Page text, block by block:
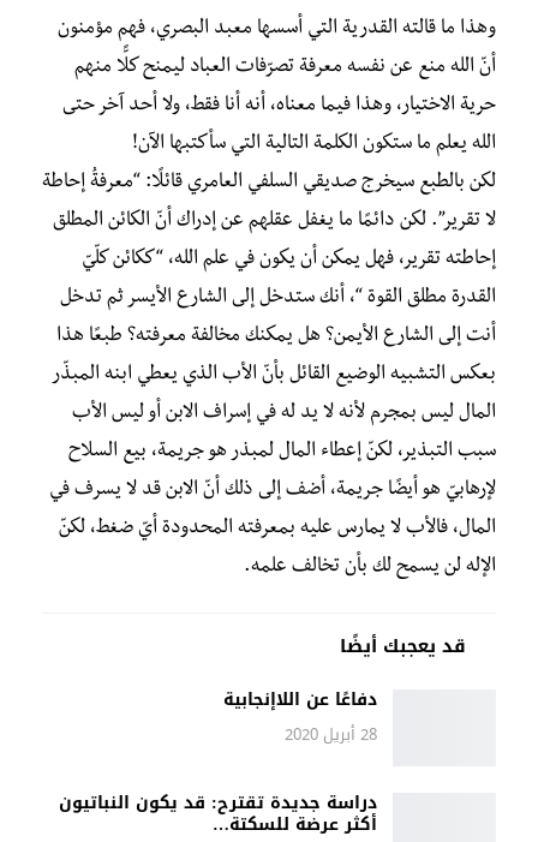
وهذا ما قالته القدرية التي أسسها معبد البصري، فهم مؤمنون
أنّ الله منع عن نفسه معرفة تصرّفات العباد ليمنح كلًّا منهم
حرية الاختيار، وهذا فيما معناه، أنه أنا فقط، ولا أحد آخر حتى
الله يعلم ما ستكون الكلمة التالية التي سأكتبها الآن!
لكن بالطبع سيخرج صديقي السلفي العامري قائلًا: “معرفةُ إحاطة
لا تقرير”. لكن دائمًا ما يغفل عقلهم عن إدراك أنّ الكائن المطلق
إحاطته تقرير، فهل يمكن أن يكون في علم الله، “ككائن كلّيّ
القدرة مطلق القوة “، أنك ستدخل إلى الشارع الأيسر ثم تدخل
أنت إلى الشارع الأيمن؟ هل يمكنك مخالفة معرفته؟ طبعًا هذا
بعكس التشبيه الوضيع القائل بأنّ الأب الذي يعطي ابنه المبذّر
المال ليس بمجرم لأنه لا يد له في إسراف الابن أو ليس الأب
سبب التبذير، لكنّ إعطاء المال لمبذر هو جريمة، بيع السلاح
لإرهابيّ هو أيضًا جريمة، أضف إلى ذلك أنّ الابن قد لا يسرف في
المال، فالأب لا يمارس عليه بمعرفته المحدودة أيّ ضغط، لكنّ
الإله لن يسمح لك بأن تخالف علمه.
قد يعجبك أيضًا
دفاعًا عن اللاإنجابية
28 أبريل 2020
دراسة جديدة تقترح: قد يكون النباتيون
أكثر عرضة للسكتة…